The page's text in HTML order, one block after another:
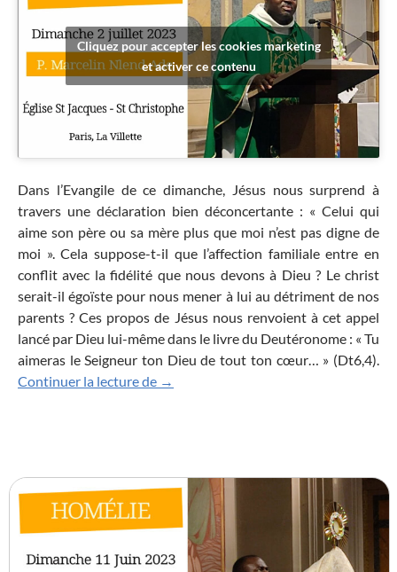
Cliquez pour accepter les cookies marketing
et activer ce contenu
Dans l’Evangile de ce dimanche, Jésus nous surprend à
travers une déclaration bien déconcertante : « Celui qui
aime son père ou sa mère plus que moi n’est pas digne de
moi ». Cela suppose-t-il que l’affection familiale entre en
conflit avec la fidélité que nous devons à Dieu ? Le christ
serait-il égoïste pour nous mener à lui au détriment de nos
parents ? Ces propos de Jésus nous renvoient à cet appel
lancé par Dieu lui-même dans le livre du Deutéronome : « Tu
aimeras le Seigneur ton Dieu de tout ton cœur… » (Dt6,4).
Continuer la lecture de Aimer Christ plus que tout !
→